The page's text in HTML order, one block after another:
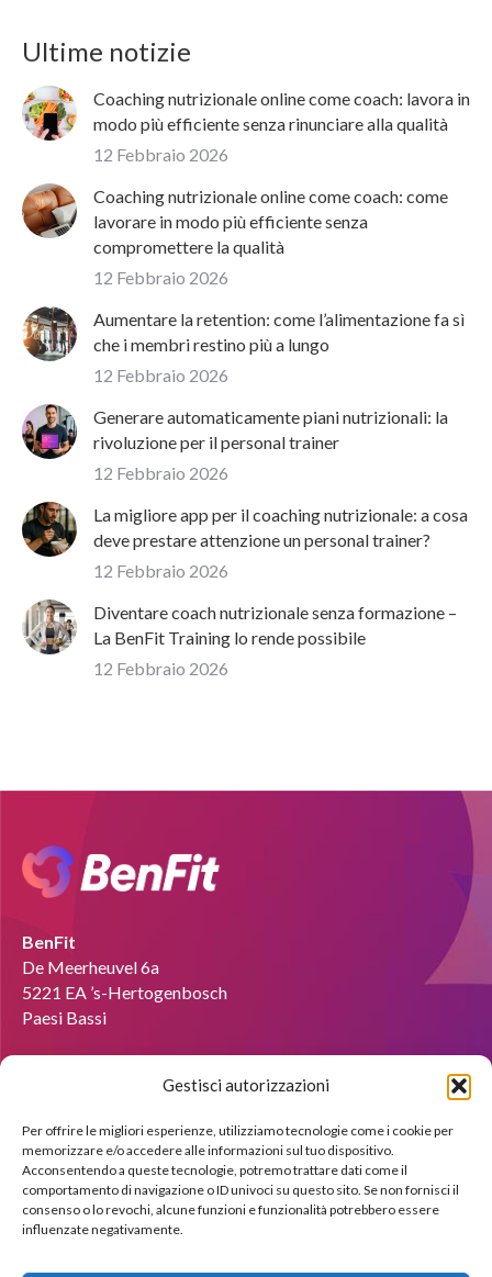
Gestisci autorizzazioni
Per offrire le migliori esperienze, utilizziamo tecnologie come i cookie per
memorizzare e/o accedere alle informazioni sul tuo dispositivo.
Acconsentendo a queste tecnologie, potremo trattare dati come il
comportamento di navigazione o ID univoci su questo sito. Se non fornisci il
consenso o lo revochi, alcune funzioni e funzionalità potrebbero essere
influenzate negativamente.
Ultime notizie
Coaching nutrizionale online come coach: lavora in
modo più efficiente senza rinunciare alla qualità
12 Febbraio 2026
Coaching nutrizionale online come coach: come
lavorare in modo più efficiente senza
compromettere la qualità
12 Febbraio 2026
Aumentare la retention: come l’alimentazione fa sì
che i membri restino più a lungo
12 Febbraio 2026
Generare automaticamente piani nutrizionali: la
rivoluzione per il personal trainer
12 Febbraio 2026
La migliore app per il coaching nutrizionale: a cosa
deve prestare attenzione un personal trainer?
12 Febbraio 2026
Diventare coach nutrizionale senza formazione –
La BenFit Training lo rende possibile
12 Febbraio 2026
BenFit
De Meerheuvel 6a
5221 EA ’s-Hertogenbosch
Paesi Bassi
Diventare coach?
Saremo lieti di mostrarti le possibilità attraverso una
dimostrazione gratuita.